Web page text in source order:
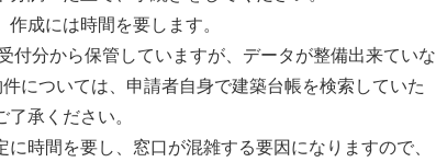
成には時間を要します。
付分から保管していますが、データが整備出来ていな
については、申請者自身で建築台帳を検索していた
承ください。
時間を要し、窓口が混雑する要因になりますので、